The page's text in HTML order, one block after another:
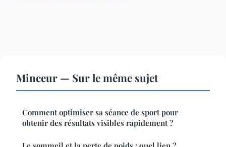
Minceur — Sur le même sujet
Comment optimiser sa séance de sport pour
obtenir des résultats visibles rapidement ?